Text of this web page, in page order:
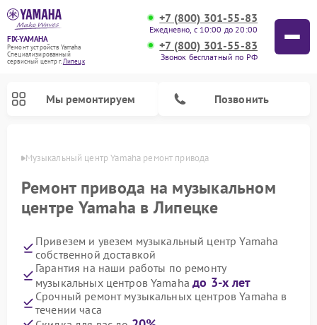
FIX-YAMAHA
Ремонт устройств Yamaha
Специализированный
cервисный центр г.Липецк
+7 (800) 301-55-83
Ежедневно, с 10:00 до 20:00
+7 (800) 301-55-83
Звонок бесплатный по РФ
Мы ремонтируем Позвонить
Музыкальный центр Yamaha ремонт привода
Ремонт привода на музыкальном
центре Yamaha в Липецке
Привезем и увезем музыкальный центр Yamaha
собственной доставкой
Гарантия на наши работы по ремонту
музыкальных центров Yamahaдо 3-х лет
Срочный ремонт музыкальных центров Yamaha в
течении часа